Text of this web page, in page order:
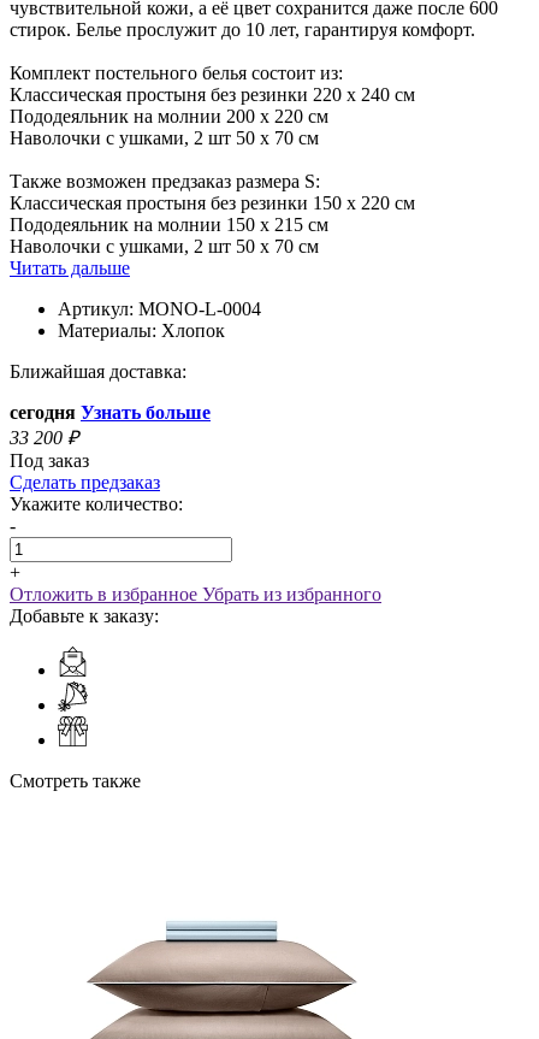
чувствительной кожи, а её цвет сохранится даже после 600
стирок. Белье прослужит до 10 лет, гарантируя комфорт.
Комплект постельного белья состоит из:
Классическая простыня без резинки 220 x 240 см
Пододеяльник на молнии 200 x 220 см
Наволочки с ушками, 2 шт 50 x 70 см
Также возможен предзаказ размера S:
Классическая простыня без резинки 150 x 220 см
Пододеяльник на молнии 150 x 215 см
Наволочки с ушками, 2 шт 50 x 70 см
Читать дальше
Артикул: MONO-L-0004
Материалы: Хлопок
Ближайшая доставка:
сегодня Узнать больше
33 200 ₽
Под заказ
Сделать предзаказ
Укажите количество:
-
+
Отложить в избранное Убрать из избранного
Добавьте к заказу:
Смотреть также